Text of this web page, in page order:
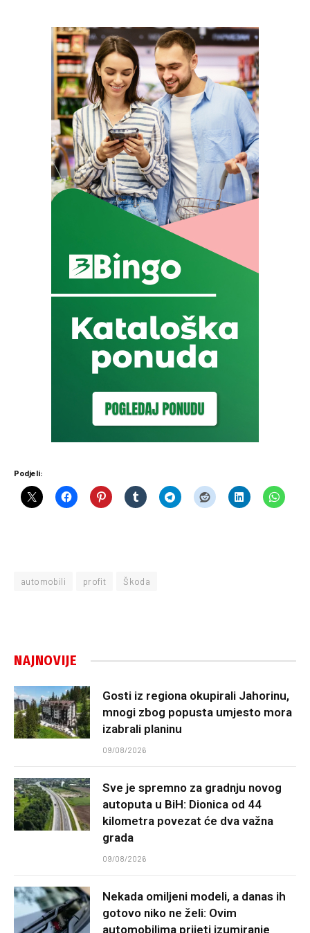
Podjeli:
automobili profit Škoda
NAJNOVIJE
Gosti iz regiona okupirali Jahorinu,
mnogi zbog popusta umjesto mora
izabrali planinu
09/08/2026
Sve je spremno za gradnju novog
autoputa u BiH: Dionica od 44
kilometra povezat će dva važna
grada
09/08/2026
Nekada omiljeni modeli, a danas ih
gotovo niko ne želi: Ovim
automobilima prijeti izumiranje